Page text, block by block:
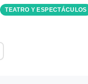
TEATRO Y ESPECTÁCULOS